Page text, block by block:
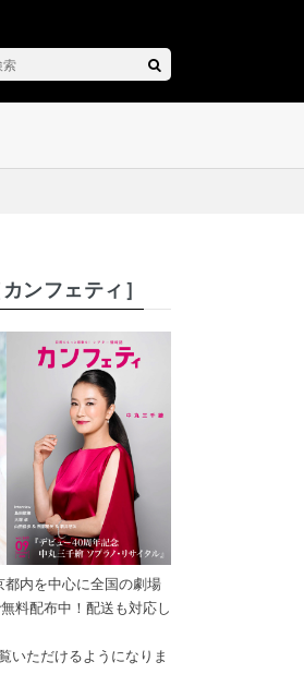
ンフェティ］
内を中心に全国の劇場
料配布中！配送も対応し
いただけるようになりま